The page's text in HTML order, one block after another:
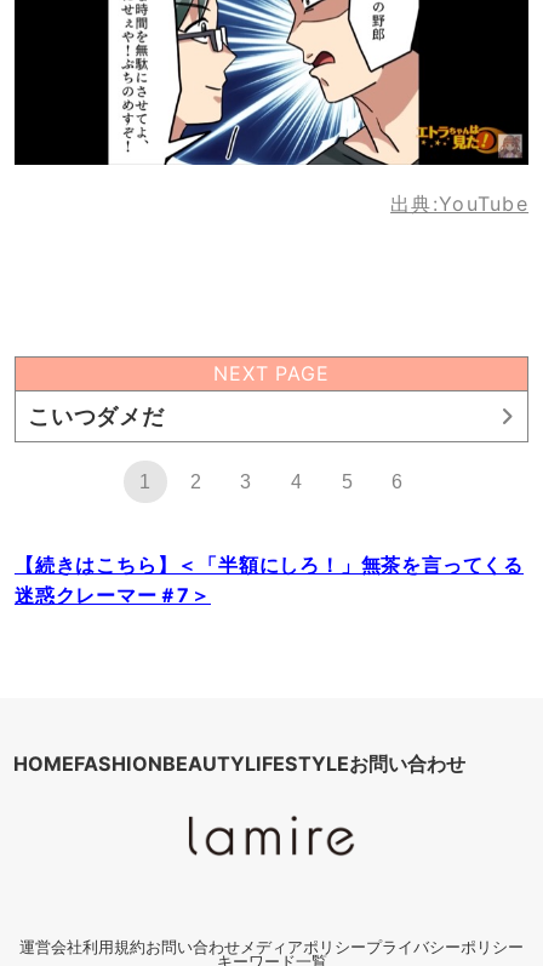
出典:YouTube
NEXT PAGE
こいつダメだ
1 2 3 4 5 6
【続きはこちら】＜「半額にしろ！」無茶を言ってくる
迷惑クレーマー＃7＞
HOMEFASHIONBEAUTYLIFESTYLEお問い合わせ
運営会社利用規約お問い合わせ メディアポリシープライバシーポリシー
キーワード一覧